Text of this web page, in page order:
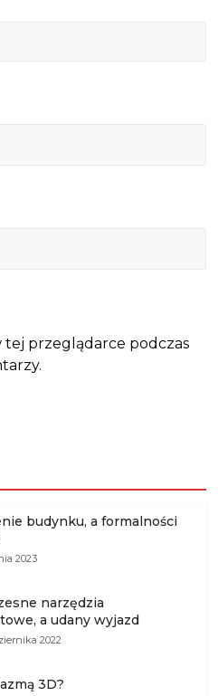
tej przeglądarce podczas
budynku, a formalności
2023
narzędzia
a udany wyjazd
2022
3D?